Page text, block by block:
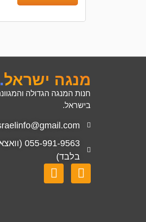
מנגה ישראל.
חנות המנגה הגדולה
בישראל.
055-991-9563
בלבד)